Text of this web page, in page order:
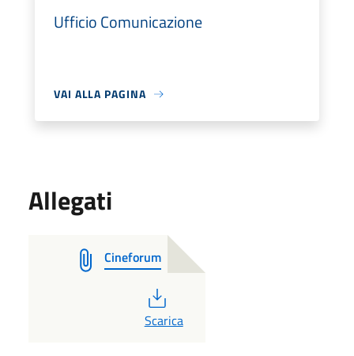
Ufficio Comunicazione
VAI ALLA PAGINA
Allegati
Cineforum
PDF
Scarica